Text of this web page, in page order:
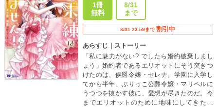
ック)
1冊
無料
8/31
まで
8/31 23:59まで 割引中
あらすじ｜ストーリー
「私に魅力がない? でしたら婚約破棄しまし
ょう」婚約者であるエリオットにそう突きつ
けたのは、侯爵令嬢・セレナ。学園に入学し
てから半年、ぶりっこ公爵令嬢・マリベルに
うつつを抜かす彼に、愛想が尽きたのだ。今
までエリオットのために地味にしてきたけ